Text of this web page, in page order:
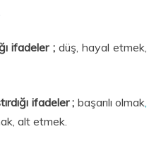
ifadeler ; düş, hayal etmek,
ifadeler ; başarılı olmak
alt etmek.